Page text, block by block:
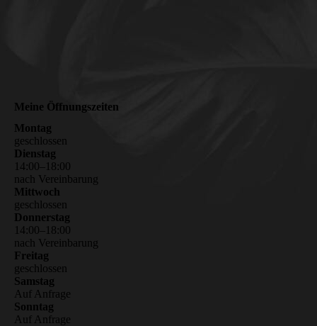
Meine Öffnungszeiten
Montag
geschlossen
Dienstag
14:00– 18:00
nach Vereinbarung
Mittwoch
geschlossen
Donnerstag
14:00– 18:00
nach Vereinbarung
Freitag
geschlossen
Samstag
Auf Anfrage
Sonntag
Auf Anfrage